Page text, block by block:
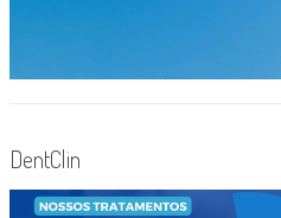
DentClin